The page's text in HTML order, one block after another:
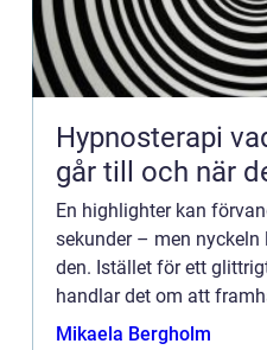
Hypnosterapi vad det Är, hur det
går till och när
En highlighter kan
sekunder – men
den. Istället för ett
handlar det om att
N&...
Mikaela Bergholm